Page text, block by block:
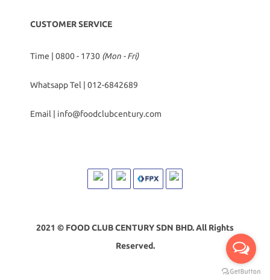
CUSTOMER SERVICE
Time | 0800 - 1730 (Mon - Fri)
Whatsapp Tel | 012-6842689
Email | info@foodclubcentury.com
2021 © FOOD CLUB CENTURY SDN BHD. All Rights
Reserved.